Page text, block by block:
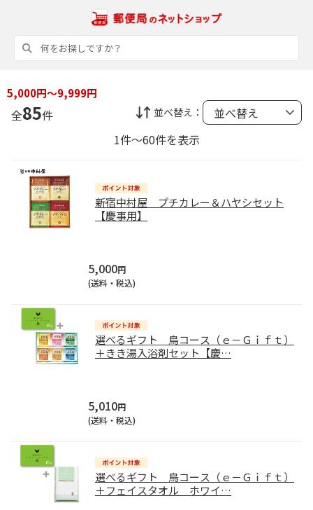
5,000円～9,999円
全85件 並べ替え：
1件～60件を表示
新宿中村屋 プチカレー＆ハヤシセット
【慶事用】
5,000円
(送料・税込)
選べるギフト 鳥コース（ｅ－Ｇｉｆｔ）
＋きき湯入浴剤セット【慶…
5,010円
(送料・税込)
選べるギフト 鳥コース（ｅ－Ｇｉｆｔ）
＋フェイスタオル ホワイ…